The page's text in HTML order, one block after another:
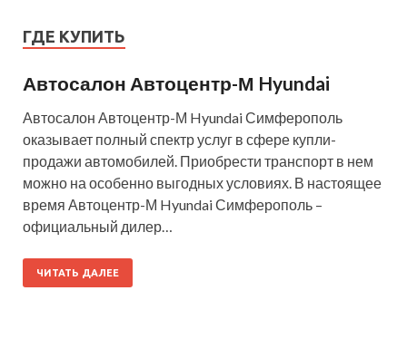
ГДЕ КУПИТЬ
Автосалон Автоцентр-М Hyundai
Автосалон Автоцентр-М Hyundai Симферополь
оказывает полный спектр услуг в сфере купли-
продажи автомобилей. Приобрести транспорт в нем
можно на особенно выгодных условиях. В настоящее
время Автоцентр-М Hyundai Симферополь –
официальный дилер…
ЧИТАТЬ ДАЛЕЕ